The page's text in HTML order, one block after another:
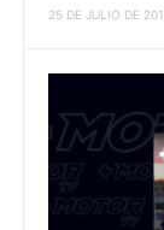
25 DE JULIO DE